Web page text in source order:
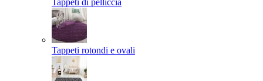
Tappeti di pelliccia
Tappeti rotondi e ovali